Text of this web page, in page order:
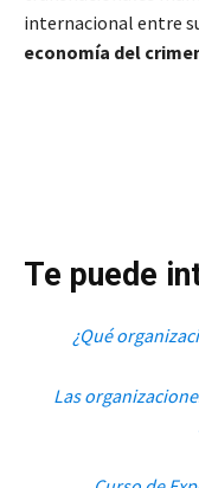
internacional entre
economía del
Te puede
¿Qué
Las